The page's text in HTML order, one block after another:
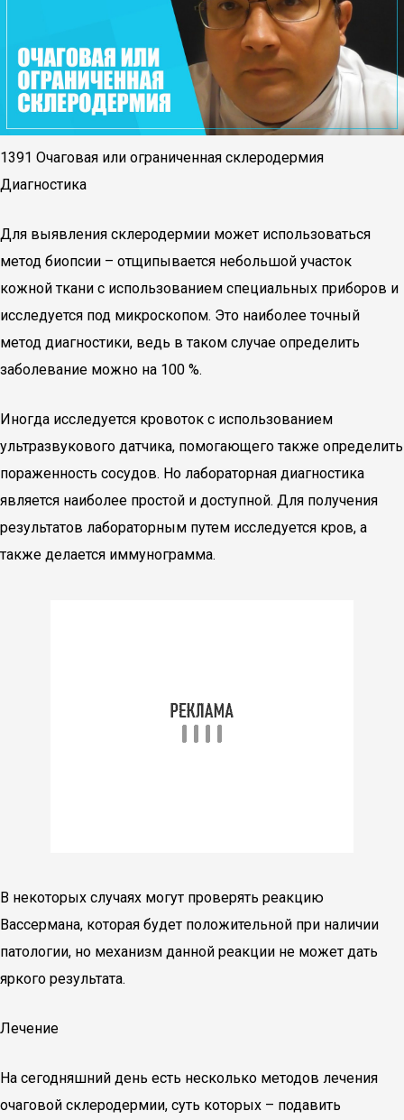
1391 Очаговая или ограниченная склеродермия
Диагностика
Для выявления склеродермии может использоваться
метод биопсии – отщипывается небольшой участок
кожной ткани с использованием специальных приборов и
исследуется под микроскопом. Это наиболее точный
метод диагностики, ведь в таком случае определить
заболевание можно на 100 %.
Иногда исследуется кровоток с использованием
ультразвукового датчика, помогающего также определить
пораженность сосудов. Но лабораторная диагностика
является наиболее простой и доступной. Для получения
результатов лабораторным путем исследуется кров, а
также делается иммунограмма.
В некоторых случаях могут проверять реакцию
Вассермана, которая будет положительной при наличии
патологии, но механизм данной реакции не может дать
яркого результата.
Лечение
На сегодняшний день есть несколько методов лечения
очаговой склеродермии, суть которых – подавить